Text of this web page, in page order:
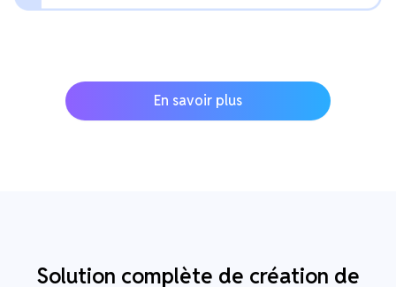
En savoir plus
Solution complète de création de